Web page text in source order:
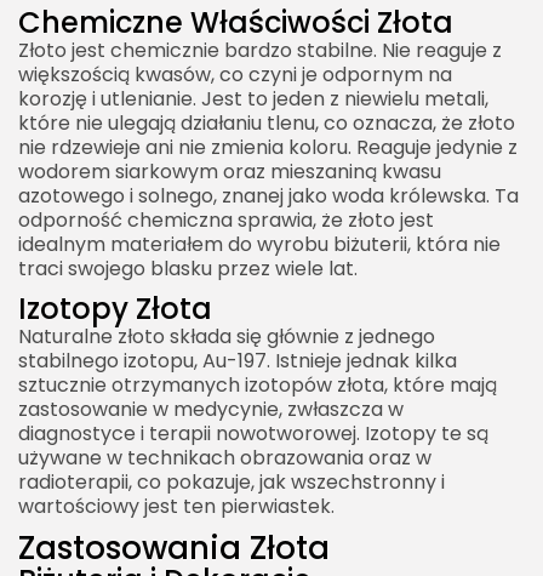
Chemiczne Właściwości Złota
Złoto jest chemicznie bardzo stabilne. Nie reaguje z
większością kwasów, co czyni je odpornym na
korozję i utlenianie. Jest to jeden z niewielu metali,
które nie ulegają działaniu tlenu, co oznacza, że złoto
nie rdzewieje ani nie zmienia koloru. Reaguje jedynie z
wodorem siarkowym oraz mieszaniną kwasu
azotowego i solnego, znanej jako woda królewska. Ta
odporność chemiczna sprawia, że złoto jest
idealnym materiałem do wyrobu biżuterii, która nie
traci swojego blasku przez wiele lat.
Izotopy Złota
Naturalne złoto składa się głównie z jednego
stabilnego izotopu, Au-197. Istnieje jednak kilka
sztucznie otrzymanych izotopów złota, które mają
zastosowanie w medycynie, zwłaszcza w
diagnostyce i terapii nowotworowej. Izotopy te są
używane w technikach obrazowania oraz w
radioterapii, co pokazuje, jak wszechstronny i
wartościowy jest ten pierwiastek.
Zastosowania Złota